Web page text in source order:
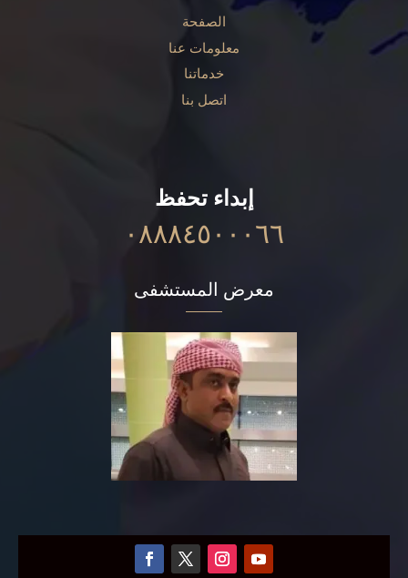
الصفحة
معلومات عنا
خدماتنا
اتصل بنا
إبداء تحفظ
٠٨٨٨٤٥٠٠٠٦٦
معرض المستشفى